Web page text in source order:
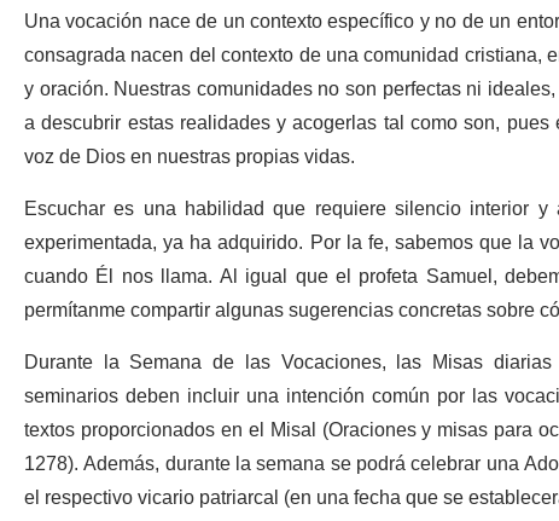
Una vocación nace de un contexto específico y no de un
consagrada nacen del contexto de una comunidad
y oración. Nuestras comunidades no son perfectas ni
a descubrir estas realidades y acogerlas tal como son,
voz de Dios en nuestras propias vidas.
Escuchar es una habilidad que requiere silencio interior
experimentada, ya ha adquirido. Por la fe, sabemos que la
cuando Él nos llama. Al igual que el profeta Samuel,
permítanme compartir algunas sugerencias concretas sobre
Durante la Semana de las Vocaciones, las Misas
seminarios deben incluir una intención común por las
textos proporcionados en el Misal (Oraciones y misas para
1278). Además, durante la semana se podrá celebrar una
el respectivo vicario patriarcal (en una fecha que se